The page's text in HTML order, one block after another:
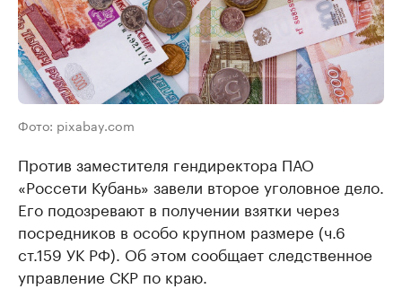
Фото: pixabay.com
Против заместителя гендиректора ПАО
«Россети Кубань» завели второе уголовное дело.
Его подозревают в получении взятки через
посредников в особо крупном размере (ч.6
ст.159 УК РФ). Об этом сообщает следственное
управление СКР по краю.